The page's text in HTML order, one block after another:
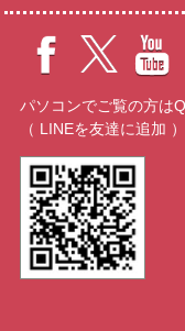
パソコンでご覧の方は
（ LINEを友達に追加 ）